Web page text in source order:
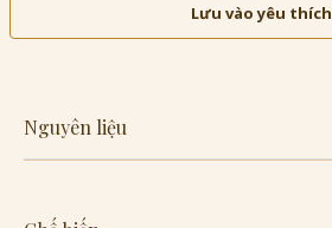
Lưu vào yêu thích
Nguyên liệu